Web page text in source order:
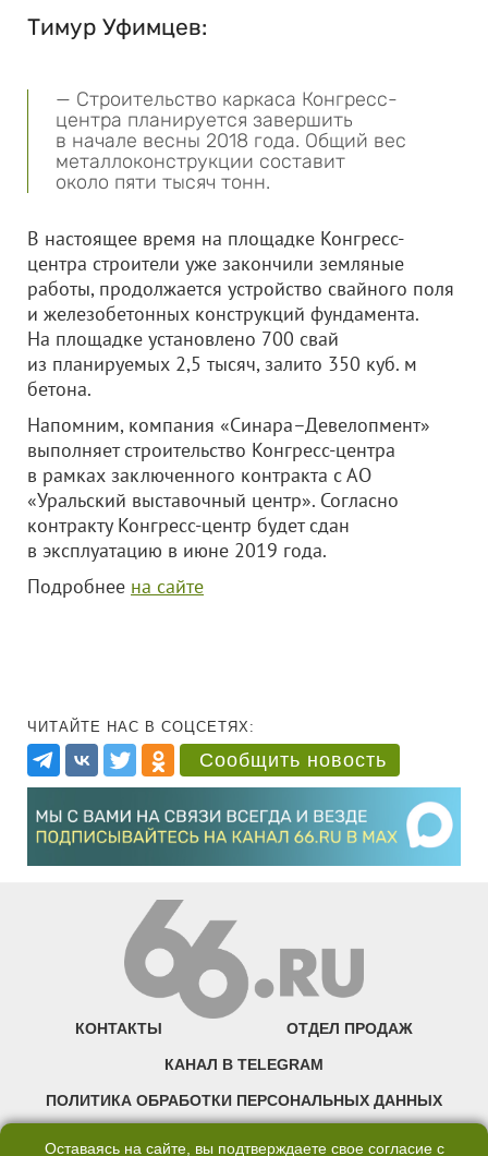
Тимур Уфимцев:
— Строительство каркаса Конгресс-
центра планируется завершить
в начале весны 2018 года. Общий вес
металлоконструкции составит
около пяти тысяч тонн.
В настоящее время на площадке Конгресс-
центра строители уже закончили земляные
работы, продолжается устройство свайного поля
и железобетонных конструкций фундамента.
На площадке установлено 700 свай
из планируемых 2,5 тысяч, залито 350 куб. м
бетона.
Напомним, компания «Синара–Девелопмент»
выполняет строительство Конгресс-центра
в рамках заключенного контракта с АО
«Уральский выставочный центр». Согласно
контракту Конгресс-центр будет сдан
в эксплуатацию в июне 2019 года.
Подробнее на сайте
ЧИТАЙТЕ НАС В СОЦСЕТЯХ:
Сообщить новость
КОНТАКТЫ ОТДЕЛ ПРОДАЖ
КАНАЛ В TELEGRAM
ПОЛИТИКА ОБРАБОТКИ ПЕРСОНАЛЬНЫХ ДАННЫХ
Оставаясь на сайте, вы подтверждаете свое согласие с